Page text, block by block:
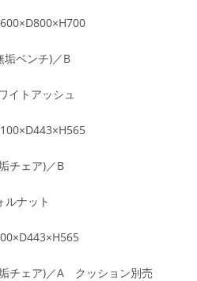
ベンチ)／B
トアッシュ
チェア)／B
ナット
チェア)／A クッション別売